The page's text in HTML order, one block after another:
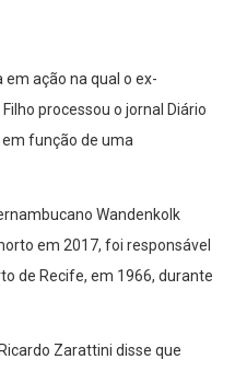
ação na qual o ex-
processou o jornal Diário
função de uma
Wandenkolk
em 2017, foi responsável
de Recife, em 1966, durante
Zarattini disse que